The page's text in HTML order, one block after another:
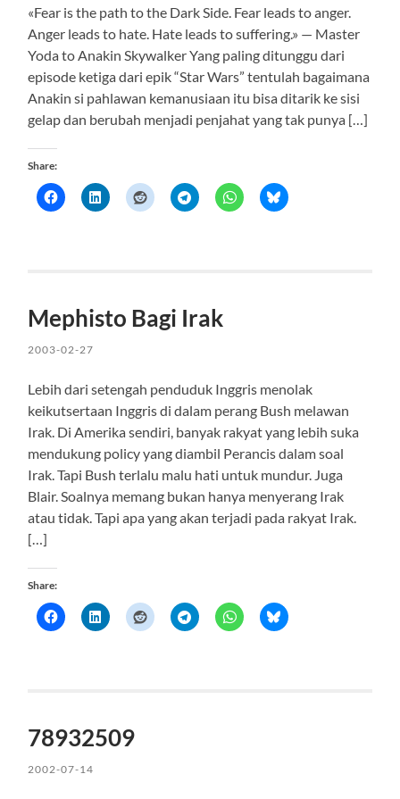
«Fear is the path to the Dark Side. Fear leads to anger.
Anger leads to hate. Hate leads to suffering.» — Master
Yoda to Anakin Skywalker Yang paling ditunggu dari
episode ketiga dari epik “Star Wars” tentulah bagaimana
Anakin si pahlawan kemanusiaan itu bisa ditarik ke sisi
gelap dan berubah menjadi penjahat yang tak punya […]
Share:
Mephisto Bagi Irak
2003-02-27
Lebih dari setengah penduduk Inggris menolak
keikutsertaan Inggris di dalam perang Bush melawan
Irak. Di Amerika sendiri, banyak rakyat yang lebih suka
mendukung policy yang diambil Perancis dalam soal
Irak. Tapi Bush terlalu malu hati untuk mundur. Juga
Blair. Soalnya memang bukan hanya menyerang Irak
atau tidak. Tapi apa yang akan terjadi pada rakyat Irak.
[…]
Share:
78932509
2002-07-14